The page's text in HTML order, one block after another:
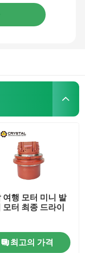
여행 모터 미니 발
모터 최종 드라이
최고의 가격